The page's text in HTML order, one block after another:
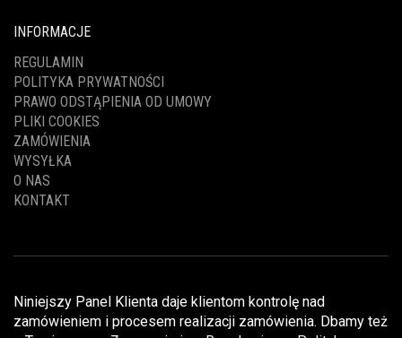
INFORMACJE
REGULAMIN
POLITYKA PRYWATNOŚCI
PRAWO ODSTĄPIENIA OD UMOWY
PLIKI COOKIES
ZAMÓWIENIA
WYSYŁKA
O NAS
KONTAKT
Niniejszy Panel Klienta daje klientom kontrolę nad
zamówieniem i procesem realizacji zamówienia. Dbamy też